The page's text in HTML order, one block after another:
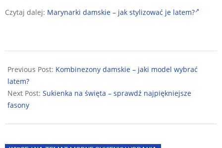
Czytaj dalej: Marynarki damskie – jak stylizować je latem?
02-
27
Previous Post: Kombinezony damskie – jaki model wybrać
latem?
Next Post: Sukienka na święta – sprawdź najpiękniejsze
fasony